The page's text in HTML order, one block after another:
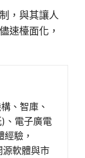
，與其讓人
速檯面化，
、智庫、
、電子廣電
驗，
軟體與市